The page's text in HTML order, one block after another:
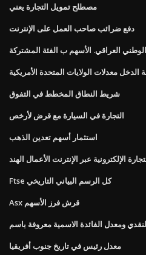
مصطلح تمويل التجارة يعني
دفع ضرائب صاحب العمل على الإنترنت
العراقي. الأسهم ب الفئة المشتركة
الدخل معدلات الولايات المتحدة الأمريكية
شريط النطاق المخطط في التفوق
التجارة في السيارة مع قرض لأرخص
استثمار أسهم تعدين الذهب
الإلكترونية عبر الإنترنت الأعمال الهند
Ftse كل الرسم البياني التاريخي
Asx قرش فرز الأسهم
ومعدل الفائدة الاسمية معروفة باسم
معدل رئيس في تاريخ جنوب أفريقيا